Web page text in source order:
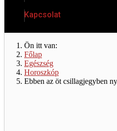
Kapcsolat
Ön itt van:
Főlap
Egészség
Horoszkóp
Ebben az öt csillagjegyben